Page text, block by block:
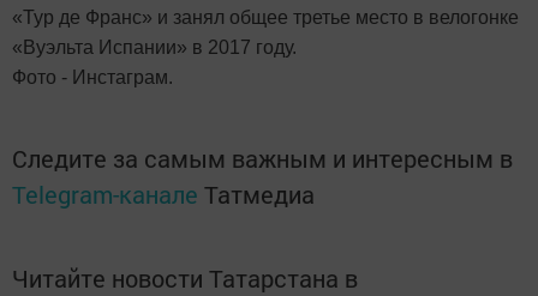
«Тур де Франс» и занял общее третье место в велогонке
«Вуэльта Испании» в 2017 году.
Фото - Инстаграм.
Следите за самым важным и интересным в
Telegram-канале Татмедиа
Читайте новости Татарстана в